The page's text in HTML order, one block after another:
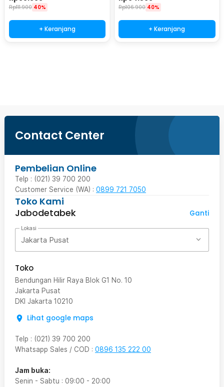
Rp111.900 40%
+ Keranjang
Rp106.900 40%
+ Keranjang
Contact Center
Pembelian Online
Telp : (021) 39 700 200
Customer Service (WA) : 0899 721 7050
Toko Kami
Jabodetabek
Ganti
Lokasi
Jakarta Pusat
Toko
Bendungan Hilir Raya Blok G1 No. 10
Jakarta Pusat
DKI Jakarta 10210
Lihat google maps
Telp : (021) 39 700 200
Whatsapp Sales / COD : 0896 135 222 00
Jam buka:
Senin - Sabtu : 09:00 - 20:00